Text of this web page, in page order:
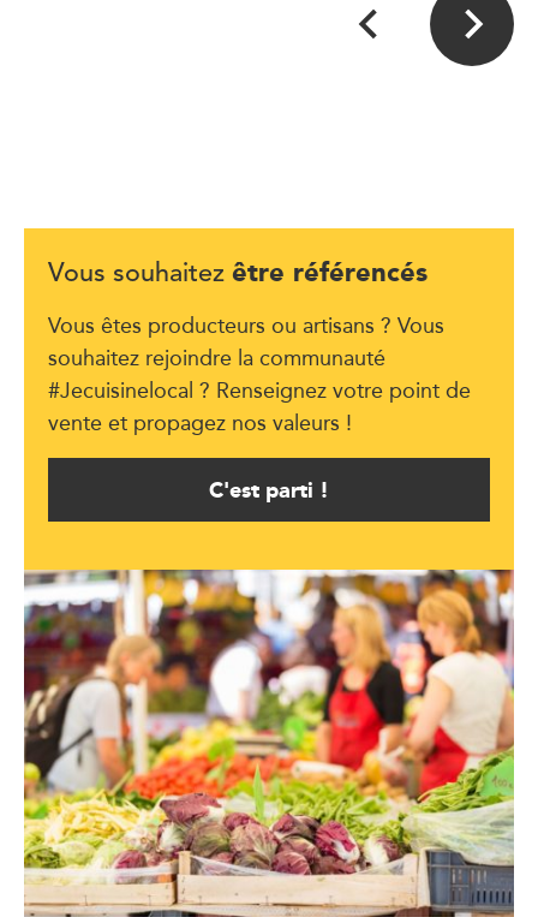
Vous souhaitez être référencés
Vous êtes producteurs ou artisans ? Vous
souhaitez rejoindre la communauté
#Jecuisinelocal ? Renseignez votre point de
vente et propagez nos valeurs !
C'est parti !